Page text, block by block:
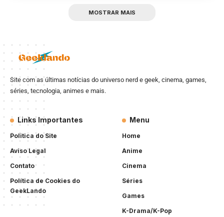
MOSTRAR MAIS
Site com as últimas notícias do universo nerd e geek, cinema, games,
séries, tecnologia, animes e mais.
Links Importantes
Politica do Site
Aviso Legal
Contato
Política de Cookies do
GeekLando
Menu
Home
Anime
Cinema
Séries
Games
K-Drama/K-Pop